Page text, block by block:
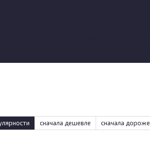
сначала дешевле сначала дороже